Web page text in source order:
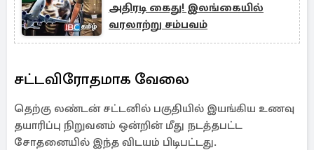
அதிரடி கைது! இலங்கையில்
வரலாற்று சம்பவம்
சட்டவிரோதமாக வேலை
தெற்கு லண்டன் சட்டனில் பகுதியில் இயங்கிய உணவு
தயாரிப்பு நிறுவனம் ஒன்றின் மீது நடத்தபட்ட
சோதனையில் இந்த விடயம் பிடிபட்டது.